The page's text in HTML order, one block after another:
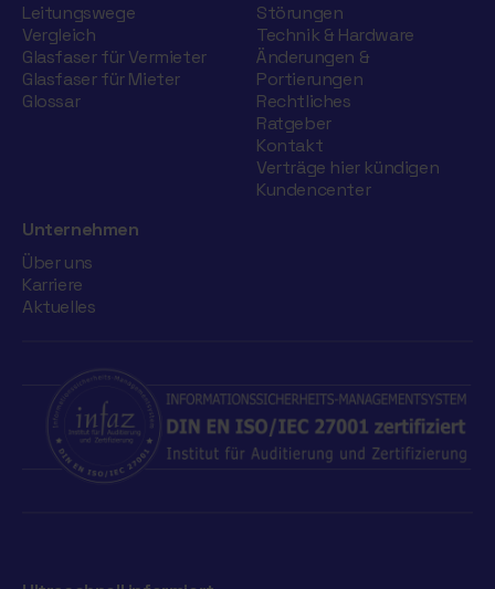
Leitungswege
Vergleich
Glasfaser für Vermieter
Glasfaser für Mieter
Glossar
Störungen
Technik & Hardware
Änderungen &
Portierungen
Rechtliches
Ratgeber
Kontakt
Verträge hier kündigen
Kundencenter
Unternehmen
Über uns
Karriere
Aktuelles